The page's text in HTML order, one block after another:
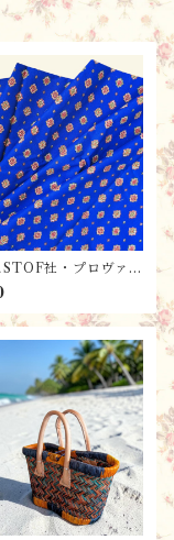
STOF社・プロヴァン
トTP-FR2604B ハ
ド素材・生地 Figue
/ブルー（160x5